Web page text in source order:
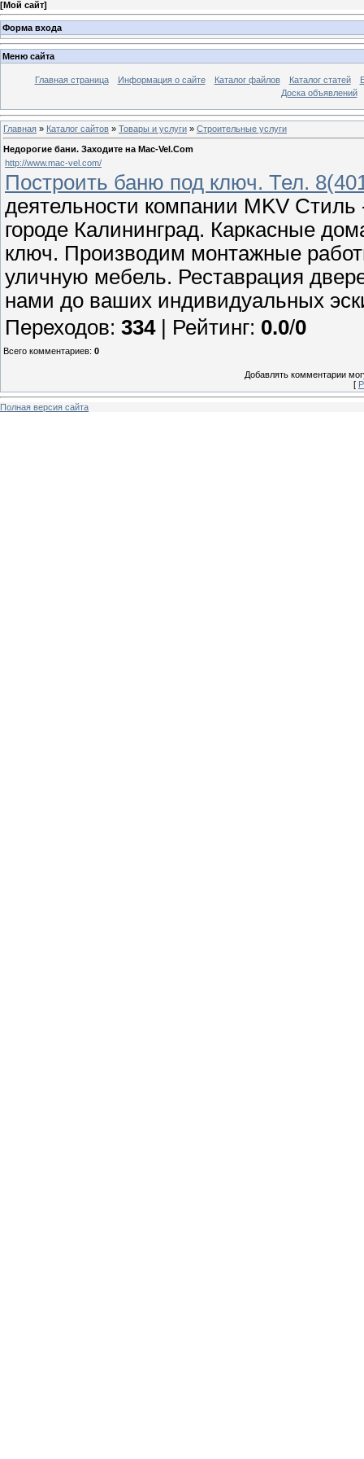
[Мой сайт]
Форма входа
Меню сайта
Главная страница Информация о сайте Каталог файлов Каталог статей
Доска объявлений
Главная » Каталог сайтов » Товары и услуги » Строительные услуги
Недорогие бани. Заходите на Mac-Vel.Com
http://www.mac-vel.com/
Построить баню под ключ. Тел.
деятельности компании MKV Стиль
городе Калининград. Каркасные
ключ. Производим монтажные
уличную мебель. Реставрация
нами до ваших индивидуальных
Переходов: 334| Рейтинг: 0.0/0
Всего комментариев: 0
Добавлять комментарии
[
Полная версия сайта